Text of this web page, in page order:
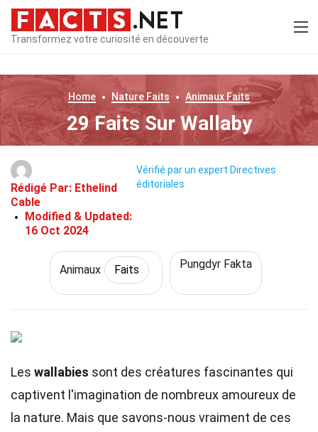
Transformez votre curiosité en découverte
Home Nature Faits Animaux Faits
29 Faits Sur Wallaby
Rédigé Par: Ethelind
Cable
Modified & Updated:
16 Oct 2024
Vérifié par un expert Directives
éditoriales
Animaux Faits Pungdyr Fakta
Les wallabies sont des créatures fascinantes qui
captivent l'imagination de nombreux amoureux de
la nature. Mais que savons-nous vraiment de ces